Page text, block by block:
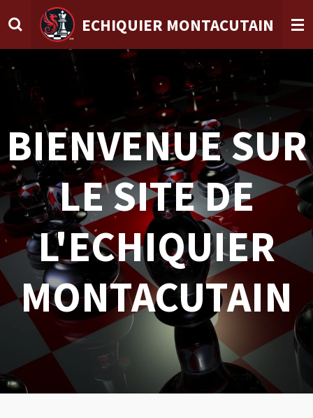
au
principal
ECHIQUIER MONTACUTAIN
BIENVENUE SUR
LE SITE DE
L'ECHIQUIER
MONTACUTAIN